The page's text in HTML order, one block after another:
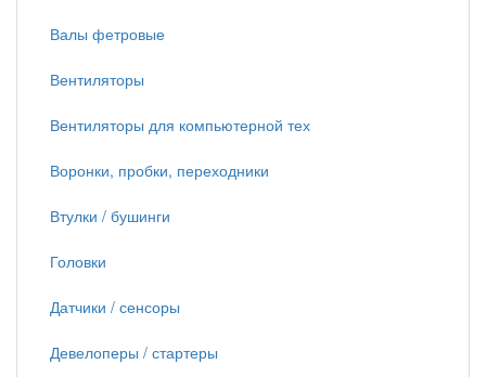
Валы фетровые
Вентиляторы
Вентиляторы для компьютерной тех
Воронки, пробки, переходники
Втулки / бушинги
Головки
Датчики / сенсоры
Девелоперы / стартеры